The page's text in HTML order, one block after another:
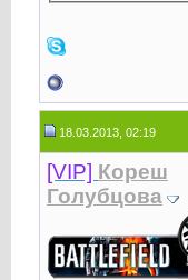
18.03.2013, 02:19
[VIP] Кореш
Голубцова